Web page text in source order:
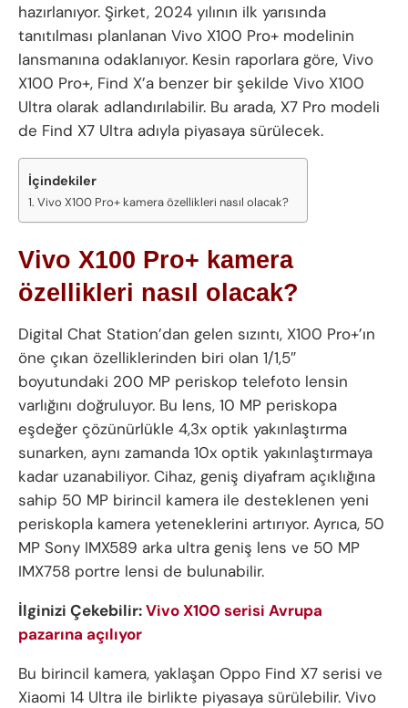
hazırlanıyor. Şirket, 2024 yılının ilk yarısında
tanıtılması planlanan Vivo X100 Pro+ modelinin
lansmanına odaklanıyor. Kesin raporlara göre, Vivo
X100 Pro+, Find X’a benzer bir şekilde Vivo X100
Ultra olarak adlandırılabilir. Bu arada, X7 Pro modeli
de Find X7 Ultra adıyla piyasaya sürülecek.
İçindekiler
Vivo X100 Pro+ kamera özellikleri nasıl olacak?
Vivo X100 Pro+ kamera
özellikleri nasıl olacak?
Digital Chat Station’dan gelen sızıntı, X100 Pro+’ın
öne çıkan özelliklerinden biri olan 1/1,5″
boyutundaki 200 MP periskop telefoto lensin
varlığını doğruluyor. Bu lens, 10 MP periskopa
eşdeğer çözünürlükle 4,3x optik yakınlaştırma
sunarken, aynı zamanda 10x optik yakınlaştırmaya
kadar uzanabiliyor. Cihaz, geniş diyafram açıklığına
sahip 50 MP birincil kamera ile desteklenen yeni
periskopla kamera yeteneklerini artırıyor. Ayrıca, 50
MP Sony IMX589 arka ultra geniş lens ve 50 MP
IMX758 portre lensi de bulunabilir.
İlginizi Çekebilir:Vivo X100 serisi Avrupa
pazarına açılıyor
Bu birincil kamera, yaklaşan Oppo Find X7 serisi ve
Xiaomi 14 Ultra ile birlikte piyasaya sürülebilir. Vivo